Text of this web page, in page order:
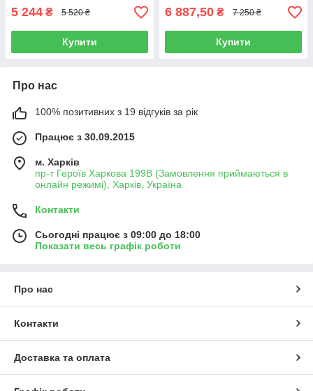
5 244 ₴ 5 520 ₴
Купити
6 887,50 ₴ 7 250 ₴
Купити
Про нас
100% позитивних з 19 відгуків за рік
Працює з 30.09.2015
м. Харків
пр-т Героїв Харкова 199B (Замовлення приймаються в
онлайн режимі), Харків, Україна
Контакти
Сьогодні працює з 09:00 до 18:00
Показати весь графік роботи
Про нас
Контакти
Доставка та оплата